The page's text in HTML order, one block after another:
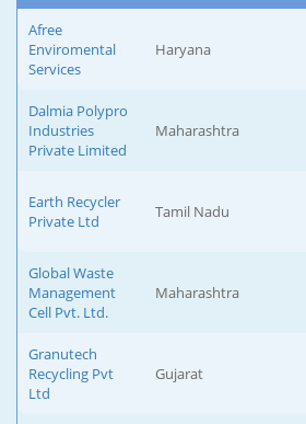
Afree
Enviromental
Services
Haryana
Dalmia Polypro
Industries
Private Limited
Maharashtra
Earth Recycler
Private Ltd
Tamil Nadu
Global Waste
Management
Cell Pvt. Ltd.
Maharashtra
Granutech
Recycling Pvt
Ltd
Gujarat